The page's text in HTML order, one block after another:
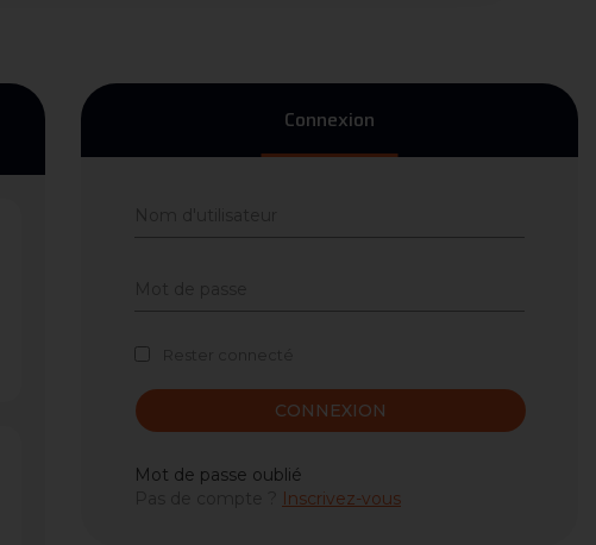
Connexion
CONNEXION
Mot de passe oublié
Inscrivez-vous